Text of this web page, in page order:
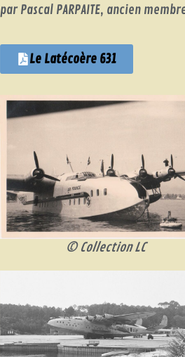
par Pascal PARPAITE, ancien
Le Latécoère 631
© Collection LC